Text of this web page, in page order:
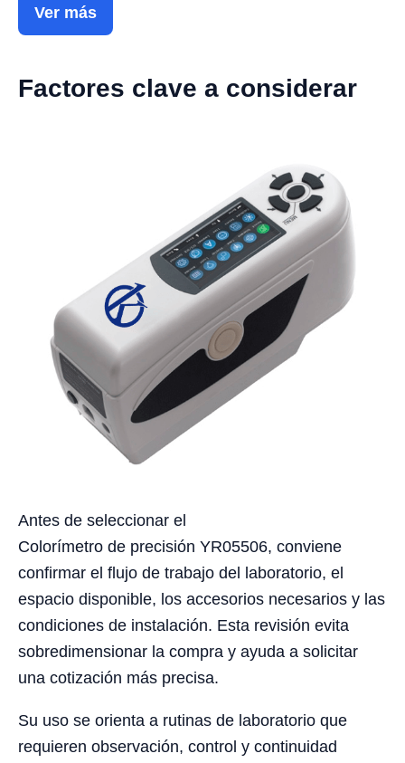
Ver más
Factores clave a considerar
Antes de seleccionar el
Colorímetro de precisión YR05506, conviene
confirmar el flujo de trabajo del laboratorio, el
espacio disponible, los accesorios necesarios y las
condiciones de instalación. Esta revisión evita
sobredimensionar la compra y ayuda a solicitar
una cotización más precisa.
Su uso se orienta a rutinas de laboratorio que
requieren observación, control y continuidad